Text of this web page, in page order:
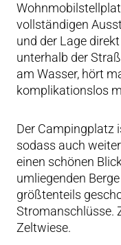
vollständigen
und der Lage
unterhalb der
am Wasser, hört
komplikationslos
Der Campingplatz
sodass auch
einen schönen
umliegenden
größtenteils
Stromanschlüsse.
Zeltwiese.